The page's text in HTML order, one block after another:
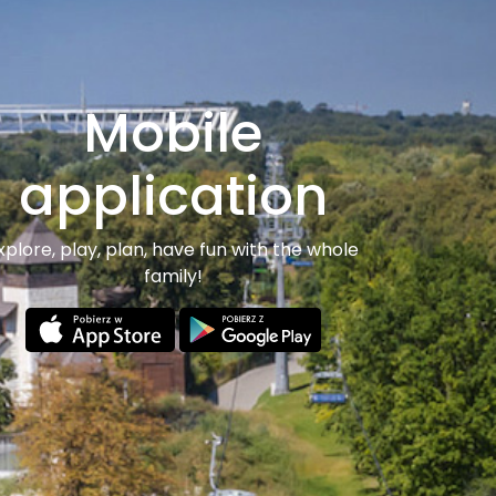
Mobile
application
play, plan, have fun with the whole
family!